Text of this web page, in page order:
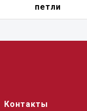
процессов
Контакты